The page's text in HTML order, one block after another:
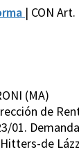
| CON
(MA)
de
01.
de